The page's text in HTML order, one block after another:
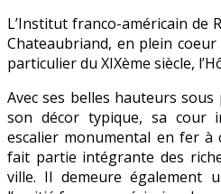
L’Institut franco-américain de
Chateaubriand, en plein
particulier du XIXème siècle,
Avec ses belles hauteurs
son décor typique, sa cour
escalier monumental en fer à
fait partie intégrante des
ville. Il demeure également